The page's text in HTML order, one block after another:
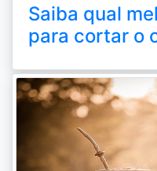
Saiba qual
para cortar o